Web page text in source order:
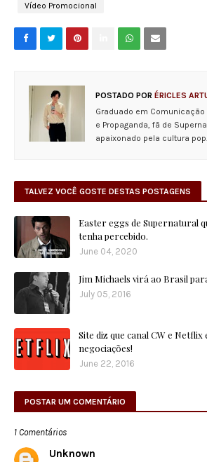
Vídeo Promocional
POSTADO POR ÉRICLES
Graduado em
e Propaganda, fã de
apaixonado pela cultura pop.
TALVEZ VOCÊ GOSTE DESTAS POSTAGENS
Easter eggs de Supernatural
tenha percebido.
June 04, 2020
Jim Michaels virá ao Brasil
July 05, 2016
Site diz que canal CW e
negociações!
June 22, 2016
POSTAR UM COMENTÁRIO
1 Comentários
Unknown